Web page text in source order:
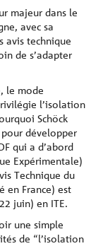
majeur dans le
avec sa
avis technique
de s’adapter
le mode
l’isolation
Schöck
pour développer
qui a d’abord
Expérimentale)
Technique du
en France) est
juin) en ITE.
une simple
de “l’isolation